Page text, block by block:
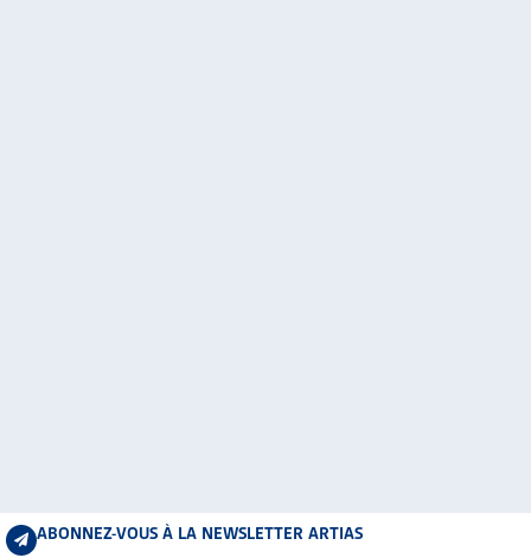
ABONNEZ-VOUS À LA NEWSLETTER ARTIAS